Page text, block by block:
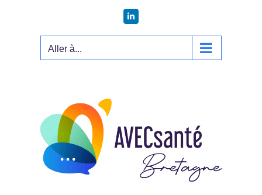
LinkedIn
Aller à...